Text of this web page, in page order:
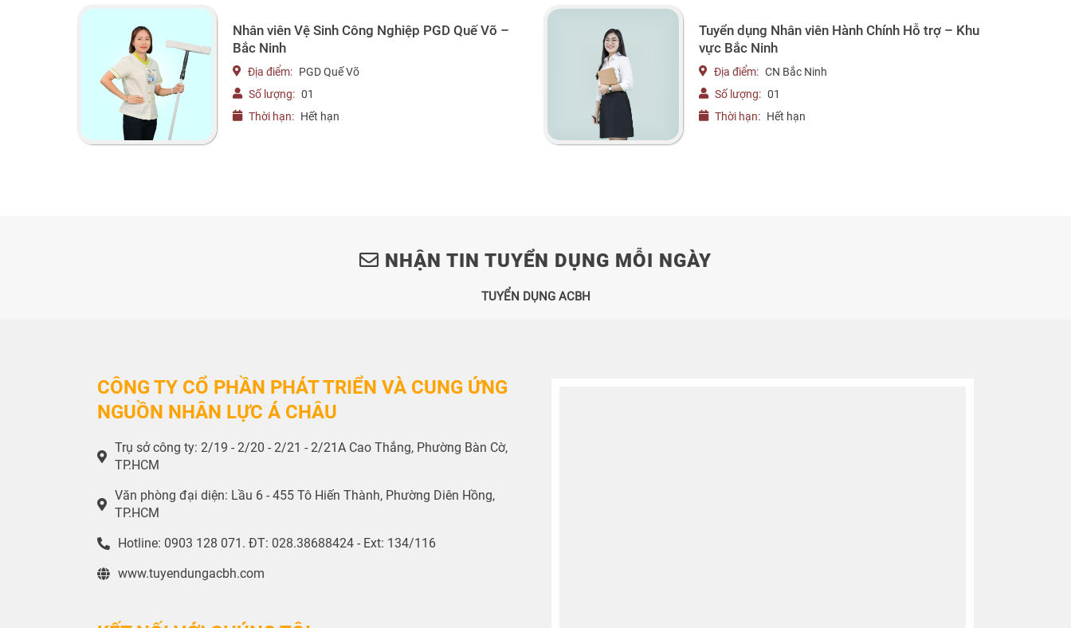
Nhân viên Vệ Sinh Công Nghiệp PGD Quế Võ –
Bắc Ninh
Địa điểm: PGD Quế Võ
Số lượng: 01
Thời hạn: Hết hạn
Tuyển dụng Nhân viên Hành Chính Hỗ trợ – Khu
vực Bắc Ninh
Địa điểm: CN Bắc Ninh
Số lượng: 01
Thời hạn: Hết hạn
NHẬN TIN TUYỂN DỤNG MỖI NGÀY
TUYỂN DỤNG ACBH
CÔNG TY CỔ PHẦN PHÁT TRIỂN VÀ CUNG ỨNG
NGUỒN NHÂN LỰC Á CHÂU
Trụ sở công ty: 2/19 - 2/20 - 2/21 - 2/21A Cao Thắng, Phường Bàn Cờ,
TP.HCM
Văn phòng đại diện: Lầu 6 - 455 Tô Hiến Thành, Phường Diên Hồng,
TP.HCM
Hotline: 0903 128 071. ĐT: 028.38688424 - Ext: 134/116
www.tuyendungacbh.com